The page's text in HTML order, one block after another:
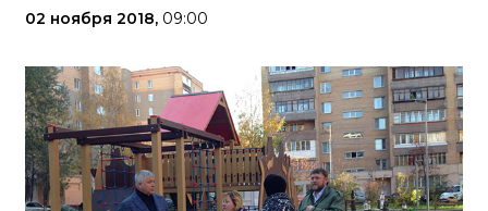
02 ноября 2018, 09:00